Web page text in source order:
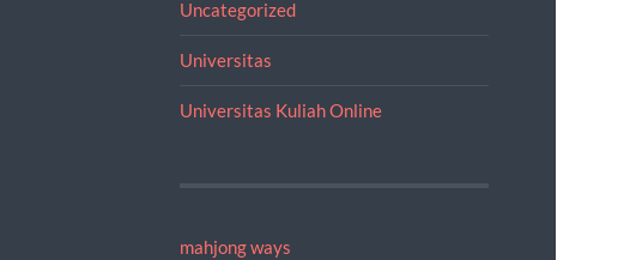
Uncategorized
Universitas
Universitas Kuliah Online
mahjong ways